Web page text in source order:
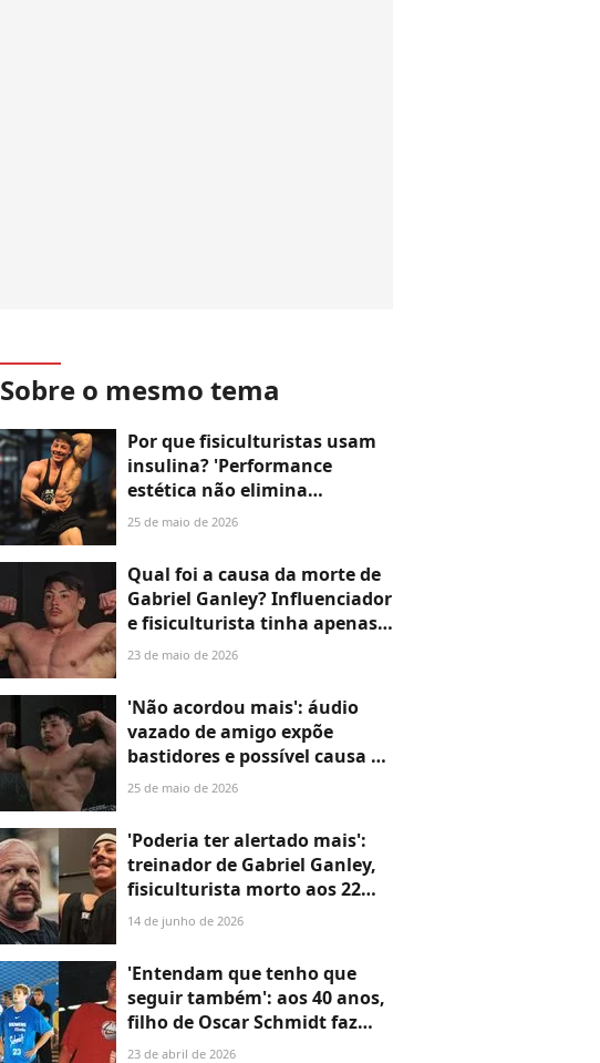
Sobre o mesmo tema
Por que fisiculturistas usam
insulina? 'Performance
estética não elimina
vulnerabilidade fisiológica',
alerta após morte do atleta
Gabriel Ganley, de 22 anos
25 de maio de 2026
Qual foi a causa da morte de
Gabriel Ganley? Influenciador
e fisiculturista tinha apenas
22 anos e último vídeo
'Me recuso a acreditar'
23 de maio de 2026
'Não acordou mais': áudio
vazado de amigo expõe
bastidores e possível causa da
morte do fisiculturista
25 de maio de 2026
'Poderia ter alertado mais':
treinador de Gabriel Ganley,
fisiculturista morto aos 22
anos, fala pela primeira vez
14 de junho de 2026
'Entendam que tenho que
seguir também': aos 40 anos,
filho de Oscar Schmidt faz
desabafo seis dias após a
23 de abril de 2026